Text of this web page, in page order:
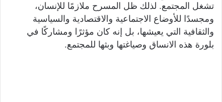
تشغل المجتمع. لذلك ظل المسرح ملازمًا للإنسان،
ومجسدًا للأوضاع الاجتماعية والاقتصادية والسياسية
والثقافية التي يعيشها، بل إنه كان مؤثرًا ومشاركًا في
بلورة هذه الانساق وصياغتها وبثها للمجتمع.